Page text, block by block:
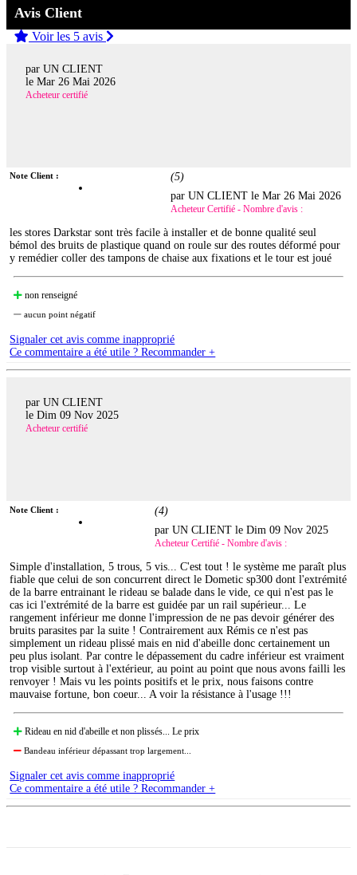
Avis Client
Voir les 5 avis
par UN CLIENT
le Mar 26 Mai 2026
Acheteur certifié
Note Client : (5)
par UN CLIENT leMar 26 Mai 2026
Acheteur Certifié - Nombre d'avis :
les stores Darkstar sont très facile à installer et de bonne qualité seul
bémol des bruits de plastique quand on roule sur des routes déformé pour
y remédier coller des tampons de chaise aux fixations et le tour est joué
non renseigné
aucun point négatif
Signaler cet avis comme inapproprié
Ce commentaire a été utile ? Recommander +
par UN CLIENT
le Dim 09 Nov 2025
Acheteur certifié
Note Client : (4)
par UN CLIENT leDim 09 Nov 2025
Acheteur Certifié - Nombre d'avis :
Simple d'installation, 5 trous, 5 vis... C'est tout ! le système me paraît plus
fiable que celui de son concurrent direct le Dometic sp300 dont l'extrémité
de la barre entrainant le rideau se balade dans le vide, ce qui n'est pas le
cas ici l'extrémité de la barre est guidée par un rail supérieur... Le
rangement inférieur me donne l'impression de ne pas devoir générer des
bruits parasites par la suite ! Contrairement aux Rémis ce n'est pas
simplement un rideau plissé mais en nid d'abeille donc certainement un
peu plus isolant. Par contre le dépassement du cadre inférieur est vraiment
trop visible surtout à l'extérieur, au point au point que nous avons failli les
renvoyer ! Mais vu les points positifs et le prix, nous faisons contre
mauvaise fortune, bon coeur... A voir la résistance à l'usage !!!
Rideau en nid d'abeille et non plissés... Le prix
Bandeau inférieur dépassant trop largement...
Signaler cet avis comme inapproprié
Ce commentaire a été utile ? Recommander +